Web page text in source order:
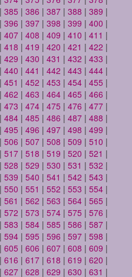
| 385 | 386 | 387 | 388 | 389 |
| 396 | 397 | 398 | 399 | 400 |
| 407 | 408 | 409 | 410 | 411 |
| 418 | 419 | 420 | 421 | 422 |
| 429 | 430 | 431 | 432 | 433 |
| 440 | 441 | 442 | 443 | 444 |
| 451 | 452 | 453 | 454 | 455 |
| 462 | 463 | 464 | 465 | 466 |
| 473 | 474 | 475 | 476 | 477 |
| 484 | 485 | 486 | 487 | 488 |
| 495 | 496 | 497 | 498 | 499 |
| 506 | 507 | 508 | 509 | 510 |
| 517 | 518 | 519 | 520 | 521 |
| 528 | 529 | 530 | 531 | 532 |
| 539 | 540 | 541 | 542 | 543 |
| 550 | 551 | 552 | 553 | 554 |
| 561 | 562 | 563 | 564 | 565 |
| 572 | 573 | 574 | 575 | 576 |
| 583 | 584 | 585 | 586 | 587 |
| 594 | 595 | 596 | 597 | 598 |
| 605 | 606 | 607 | 608 | 609 |
| 616 | 617 | 618 | 619 | 620 |
| 627 | 628 | 629 | 630 | 631 |